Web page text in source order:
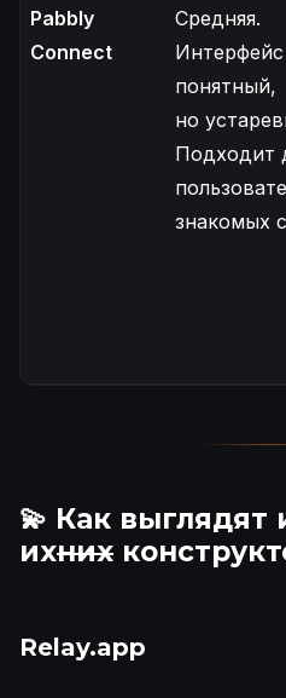
Pabbly
Connect
Средняя.
Интерфейс
понятный,
но
Подходит
знакомых
💫 Как
ихних
Relay.app